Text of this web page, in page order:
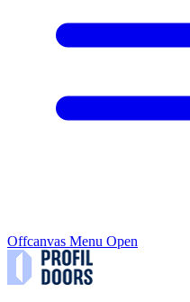
Offcanvas Menu Open